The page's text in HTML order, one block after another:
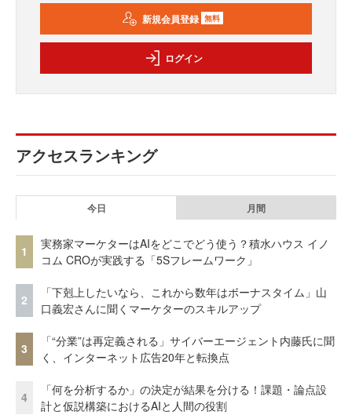
新規会員登録 無料
ログイン
アクセスランキング
今日 月間
1
実務家マーケターはAIをどこでどう使う？積水ハウス イノ
コム CROが実践する「5Sフレームワーク」
2
「下剋上したいなら、これから数年はボーナスタイム」山
口義宏さんに聞くマーケターのスキルアップ
3
「“分業”は再定義される」サイバーエージェント内藤氏に聞
く、インターネット広告20年と転換点
4
「何を分析するか」の決定が結果を分ける！課題・論点設
計と仮説構築におけるAIと人間の役割